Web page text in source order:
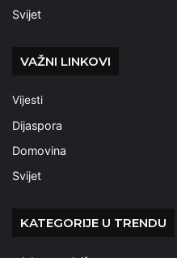
Svijet
VAŽNI LINKOVI
Vijesti
Dijaspora
Domovina
Svijet
KATEGORIJE U TRENDU